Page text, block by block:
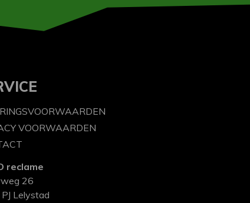
VOORWAARDEN
reclame
26
Lelystad